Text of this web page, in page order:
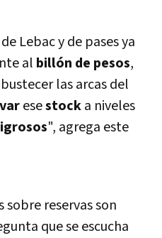
Lebac y de pases ya
al billón de pesos,
las arcas del
esestocka niveles
", agrega este
sobre reservas son
que se escucha